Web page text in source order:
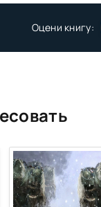
Оцени книгу: